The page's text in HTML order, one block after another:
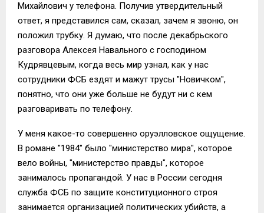
Михайлович у телефона. Получив утвердительный
ответ, я представился сам, сказал, зачем я звоню, он
положил трубку. Я думаю, что после декабрьского
разговора Алексея Навального с господином
Кудрявцевым, когда весь мир узнал, как у нас
сотрудники ФСБ ездят и мажут трусы "Новичком",
понятно, что они уже больше не будут ни с кем
разговаривать по телефону.
У меня какое-то совершенно оруэлловское ощущение.
В романе "1984" было "министерство мира", которое
вело войны, "министерство правды", которое
занималось пропагандой. У нас в России сегодня
служба ФСБ по защите конституционного строя
занимается организацией политических убийств, а